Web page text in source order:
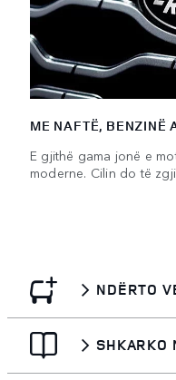
ME NAFTË, BENZINË
E gjithë gama jonë e
moderne. Cilin do të
NDËRTO
SHKARKO